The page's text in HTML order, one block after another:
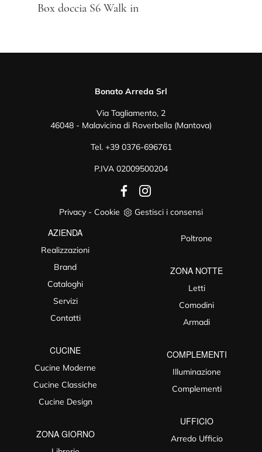
Box doccia S6 Walk in
Bonato Arreda Srl
Via Tagliamento, 2
46048 - Malavicina di Roverbella (Mantova)
Tel. +39 0376-696761
P.IVA 02009500204
Privacy - Cookie Gestisci i consensi
AZIENDA
Realizzazioni
Brand
Cataloghi
Servizi
Contatti
CUCINE
Cucine Moderne
Cucine Classiche
Cucine Design
ZONA GIORNO
Poltrone
ZONA NOTTE
Letti
Comodini
Armadi
COMPLEMENTI
Illuminazione
Complementi
UFFICIO
Arredo Ufficio